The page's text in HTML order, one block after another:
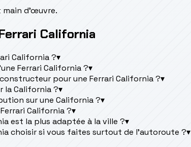
main d'œuvre.
California
California ?▾
Ferrari California ?▾
pour une Ferrari California ?▾
la California ?▾
sur une California ?▾
California ?▾
est la plus adaptée à la ville ?▾
choisir si vous faites surtout de l'autoroute ?▾